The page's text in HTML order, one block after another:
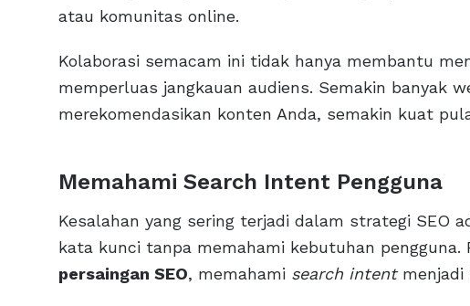
atau komunitas online.
Kolaborasi semacam ini tidak hanya membantu
memperluas jangkauan audiens. Semakin banyak
merekomendasikan konten Anda, semakin kuat
Memahami Search Intent Pengguna
Kesalahan yang sering terjadi dalam strategi SEO
kata kunci tanpa memahami kebutuhan pengguna.
persaingan SEO, memahami search intentmenjadi